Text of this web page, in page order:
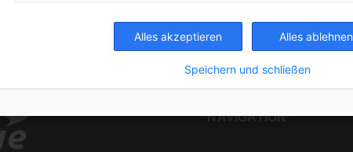
NAVIGATION
Alles akzeptieren Alles ablehnen
Speichern und schließen